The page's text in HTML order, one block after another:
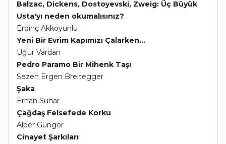
Balzac, Dickens, Dostoyevski, Zweig: Üç Büyük
Usta'yı neden okumalısınız?
Erdinç Akkoyunlu
Yeni Bir Evrim Kapımızı Çalarken...
Uğur Vardan
Pedro Paramo Bir Mihenk Taşı
Sezen Ergen Breitegger
Şaka
Erhan Sunar
Çağdaş Felsefede Korku
Alper Güngör
Cinayet Şarkıları